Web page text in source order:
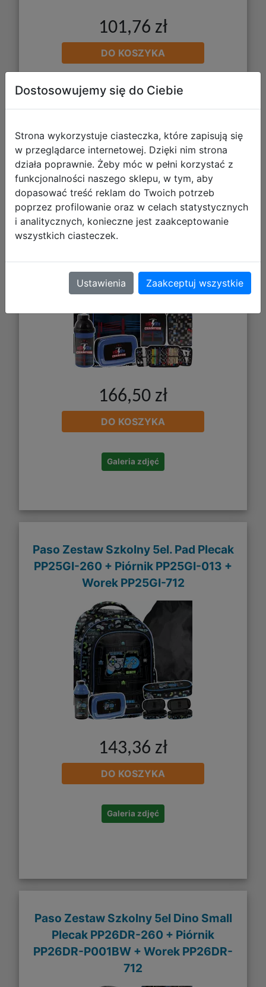
101,76 zł
DO KOSZYKA
Galeria zdjęć
Paso Zestaw Szkolny 5el. Rękawice
Bokserskie Plecak PP25BX-260 +
Piórnik PP25BX-P001 + Worek
PP25BX-712
166,50 zł
DO KOSZYKA
Galeria zdjęć
Paso Zestaw Szkolny 5el. Pad Plecak
PP25GI-260 + Piórnik PP25GI-013 +
Worek PP25GI-712
143,36 zł
DO KOSZYKA
Galeria zdjęć
Paso Zestaw Szkolny 5el Dino Small
Plecak PP26DR-260 + Piórnik
PP26DR-P001BW + Worek PP26DR-
712
Dostosowujemy się do Ciebie
Strona wykorzystuje ciasteczka, które zapisują się
w przeglądarce internetowej. Dzięki nim strona
działa poprawnie. Żeby móc w pełni korzystać z
funkcjonalności naszego sklepu, w tym, aby
dopasować treść reklam do Twoich potrzeb
poprzez profilowanie oraz w celach statystycznych
i analitycznych, konieczne jest zaakceptowanie
wszystkich ciasteczek.
Ustawienia Zaakceptuj wszystkie